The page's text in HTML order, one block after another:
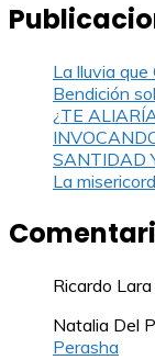
La lluvia que
Bendición
¿TE
SANTIDAD
La
Ricardo
Natalia Del
Perasha